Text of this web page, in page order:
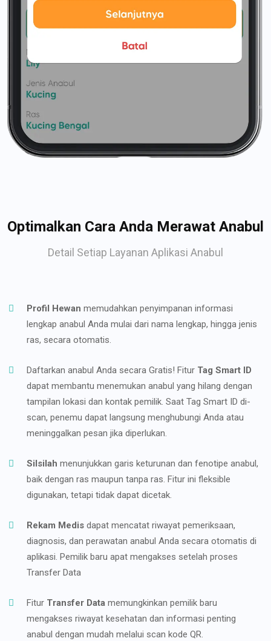
Optimalkan Cara Anda Merawat Anabul
Detail Setiap Layanan Aplikasi Anabul
Profil Hewan memudahkan penyimpanan informasi
lengkap anabul Anda mulai dari nama lengkap, hingga jenis
ras, secara otomatis.
Daftarkan anabul Anda secara Gratis! Fitur Tag Smart ID
dapat membantu menemukan anabul yang hilang dengan
tampilan lokasi dan kontak pemilik. Saat Tag Smart ID di-
scan, penemu dapat langsung menghubungi Anda atau
meninggalkan pesan jika diperlukan.
Silsilah menunjukkan garis keturunan dan fenotipe anabul,
baik dengan ras maupun tanpa ras. Fitur ini fleksible
digunakan, tetapi tidak dapat dicetak.
Rekam Medis dapat mencatat riwayat pemeriksaan,
diagnosis, dan perawatan anabul Anda secara otomatis di
aplikasi. Pemilik baru apat mengakses setelah proses
Transfer Data
Fitur Transfer Data memungkinkan pemilik baru
mengakses riwayat kesehatan dan informasi penting
anabul dengan mudah melalui scan kode QR.